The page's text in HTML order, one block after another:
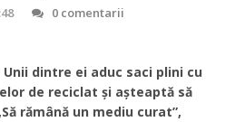
0 comentarii
dintre ei aduc saci plini cu
de reciclat și așteaptă să
rămână un mediu curat”,